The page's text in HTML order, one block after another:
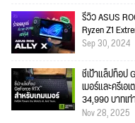
รีวิว ASUS
Ryzen Z1
Sep 30, 2024
ชี้เป้าแล็ปท็อป
เมอร์และครีเอ
34,990 บาทเ
Nov 28, 2025